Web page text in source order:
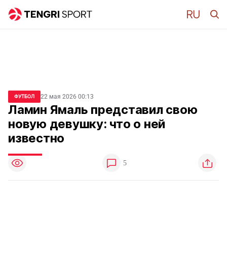
ФУТБОЛ 22 мая 2026 00:13
Ламин Ямаль представил свою
новую девушку: что о ней
известно
5